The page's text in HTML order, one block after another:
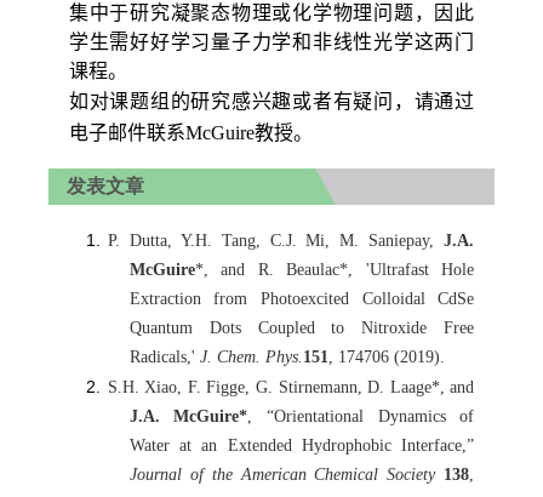
集中于研究凝聚态物理或化学物理问题，因此
学生需好好学习量子力学和非线性光学这两门
课程。
如对课题组的研究感兴趣或者有疑问，请通过
电子邮件联系McGuire教授。
发表文章
P. Dutta, Y.H. Tang, C.J. Mi, M. Saniepay,J.A.
McGuire*, and R. Beaulac*, 'Ultrafast Hole
Extraction from Photoexcited Colloidal CdSe
Quantum Dots Coupled to Nitroxide Free
Radicals,' J. Chem. Phys. 151
, 174706 (2019).
S.H. Xiao, F. Figge, G. Stirnemann, D. Laage*, and
J.A. McGuire* , “Orientational Dynamics of
Water at an Extended Hydrophobic Interface,”
Journal of the American Chemical Society 138